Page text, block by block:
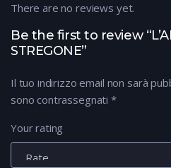
Be the first to review
STREGONE”
Il tuo indirizzo email non sarà
sono contrassegnati *
Your rating
There are no reviews yet.